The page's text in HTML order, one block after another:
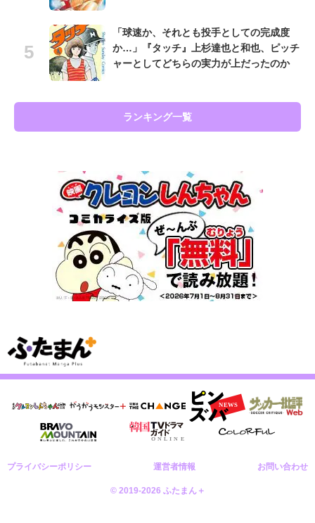
「球速か、それとも投手としての完成度
か…」『タッチ』上杉達也と和也、ピッチ
ャーとしてどちらの実力が上だったのか
ランキング一覧
プライバシーポリシー 運営者情報 お問い合わせ
© 2019-2026 ふたまん＋